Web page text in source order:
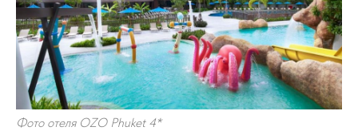
Фото отеля OZO Phuket 4*